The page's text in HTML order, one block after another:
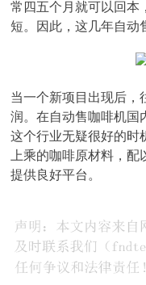
常四五个月就可以回本
短。因此，这几年自动
当一个新项目出现后，
润。在自动售咖啡机国
这个行业无疑很好的时
上乘的咖啡原材料，
提供良好平台。